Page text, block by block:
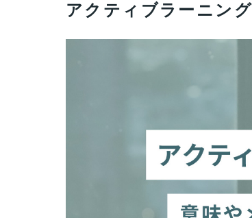
アクティブラーニン